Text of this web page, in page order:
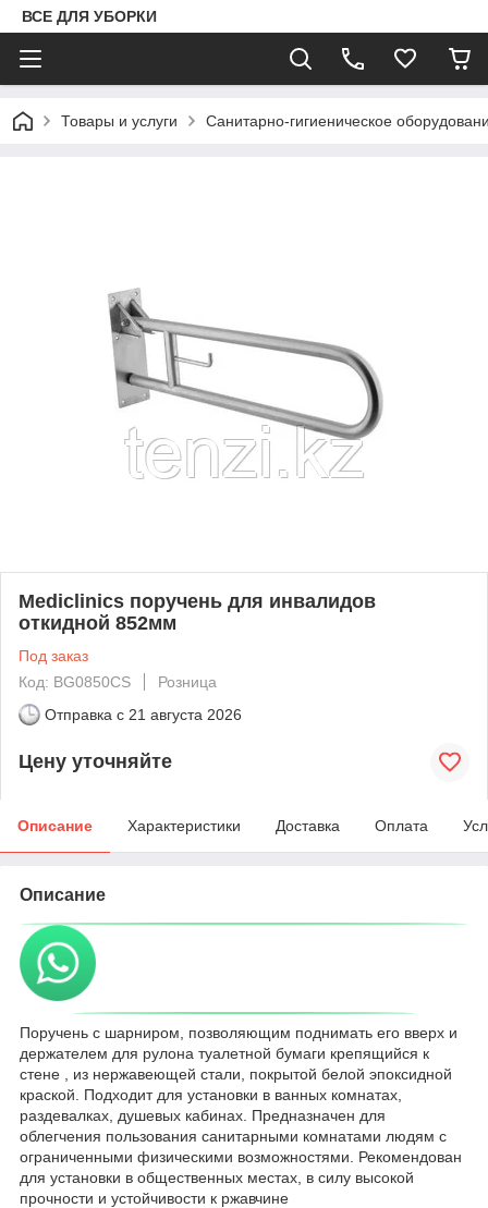
ВСЕ ДЛЯ УБОРКИ
Товары и услуги Санитарно-гигиеническое
Mediclinics поручень для инвалидов
откидной 852мм
Под заказ
Код: BG0850CS
Розница
Отправка с 21 августа 2026
Цену уточняйте
Описание Характеристики Доставка Оплата
Описание
Поручень с шарниром, позволяющим поднимать его вверх и
держателем для рулона туалетной бумаги крепящийся к
стене , из нержавеющей стали, покрытой белой эпоксидной
краской. Подходит для установки в ванных комнатах,
раздевалках, душевых кабинах. Предназначен для
облегчения пользования санитарными комнатами людям с
ограниченными физическими возможностями. Рекомендован
для установки в общественных местах, в силу высокой
прочности и устойчивости к ржавчине